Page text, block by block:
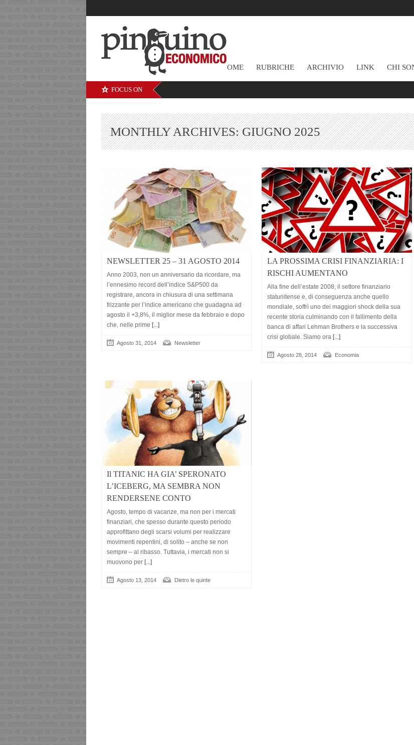
HOME RUBRICHE ARCHIVIO LINK CHI
FOCUS ON
MONTHLY ARCHIVES:GIUGNO 2025
NEWSLETTER 25 – 31 AGOSTO 2014
Anno 2003, non un anniversario da ricordare, ma
l’ennesimo record dell’indice S&P500 da
registrare, ancora in chiusura di una settimana
frizzante per l’indice americano che guadagna ad
agosto il +3,8%, il miglior mese da febbraio e dopo
che, nelle prime [...]
Agosto 31, 2014 Newsletter
LA PROSSIMA CRISI FINANZIARIA: I
RISCHI AUMENTANO
Alla fine dell’estate 2008, il settore finanziario
statunitense e, di conseguenza anche quello
mondiale, soffrì uno dei maggiori shock della sua
recente storia culminando con il fallimento della
banca di affari Lehman Brothers e la successiva
crisi globale. Siamo ora [...]
Agosto 28, 2014 Economia
Il TITANIC HA GIA’ SPERONATO
L’ICEBERG, MA SEMBRA NON
RENDERSENE CONTO
Agosto, tempo di vacanze, ma non per i mercati
finanziari, che spesso durante questo periodo
approfittano degli scarsi volumi per realizzare
movimenti repentini, di solito – anche se non
sempre – al ribasso. Tuttavia, i mercati non si
muovono per [...]
Agosto 13, 2014 Dietro le quinte